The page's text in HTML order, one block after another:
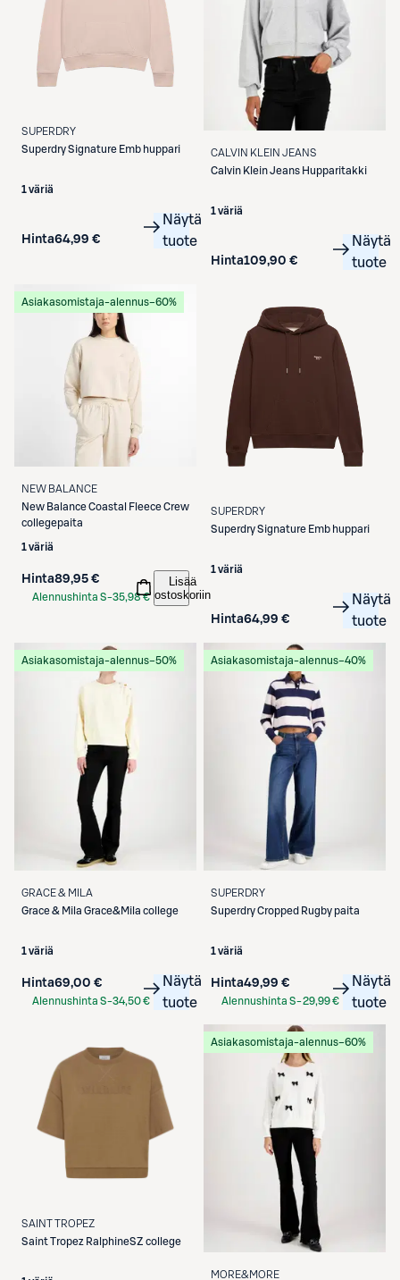
SUPERDRY
SuperdrySignature Emb huppari
1 väriä
Hinta64,99 €
Näytä
tuote
CALVIN KLEIN JEANS
Calvin Klein Jeans Hupparitakki
1 väriä
Hinta109,90 €
Näytä
tuote
Asiakasomistaja-alennus−60%
NEW BALANCE
New BalanceCoastal Fleece Crew
collegepaita
1 väriä
Hinta89,95 €
Alennushinta S-35,98 €
Lisää
ostoskoriin
SUPERDRY
SuperdrySignature Emb huppari
1 väriä
Hinta64,99 €
Näytä
tuote
Asiakasomistaja-alennus−50%
GRACE & MILA
Grace & Mila Grace&Mila college
1 väriä
Hinta69,00 €
Alennushinta S-34,50 €
Näytä
tuote
Asiakasomistaja-alennus−40%
SUPERDRY
SuperdryCropped Rugby paita
1 väriä
Hinta49,99 €
Alennushinta S-29,99 €
Näytä
tuote
SAINT TROPEZ
Saint Tropez RalphineSZ college
Asiakasomistaja-alennus−60%
MORE&MORE